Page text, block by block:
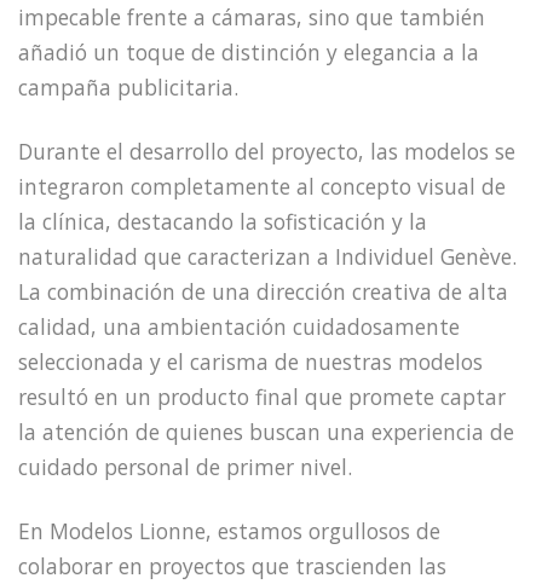
impecable frente a cámaras, sino que también
añadió un toque de distinción y elegancia a la
campaña publicitaria.
Durante el desarrollo del proyecto, las modelos se
integraron completamente al concepto visual de
la clínica, destacando la sofisticación y la
naturalidad que caracterizan a Individuel Genève.
La combinación de una dirección creativa de alta
calidad, una ambientación cuidadosamente
seleccionada y el carisma de nuestras modelos
resultó en un producto final que promete captar
la atención de quienes buscan una experiencia de
cuidado personal de primer nivel.
En Modelos Lionne, estamos orgullosos de
colaborar en proyectos que trascienden las